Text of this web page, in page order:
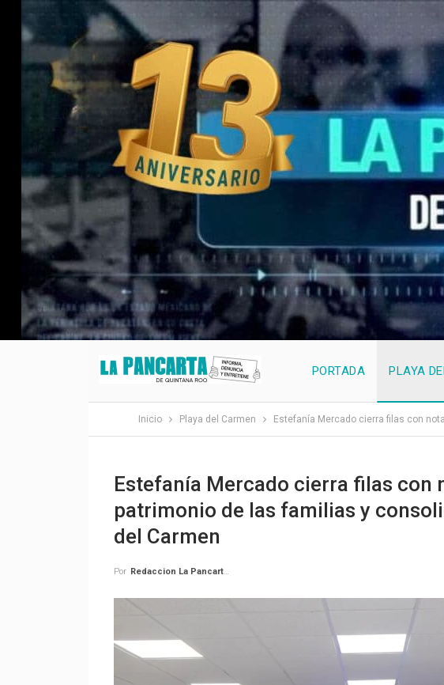
PORTADA PLAYA
Inicio Playa del Carmen Estefanía Mercado cierra filas con
Estefanía Mercado cierra filas con
patrimonio de las familias y
del Carmen
Por Redaccion La Pancarta De Quintana Roo